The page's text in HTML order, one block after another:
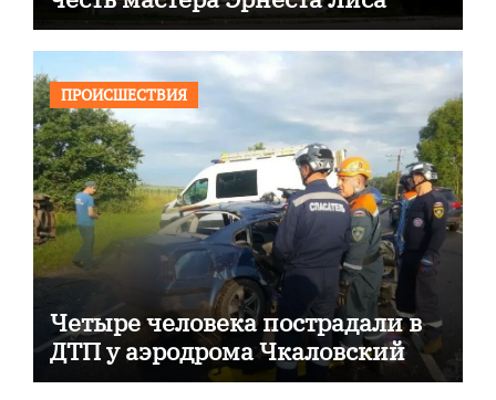
ПРОИСШЕСТВИЯ
Четыре человека пострадали в
ДТП у аэродрома Чкаловский